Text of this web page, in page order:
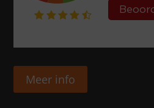
Meer info